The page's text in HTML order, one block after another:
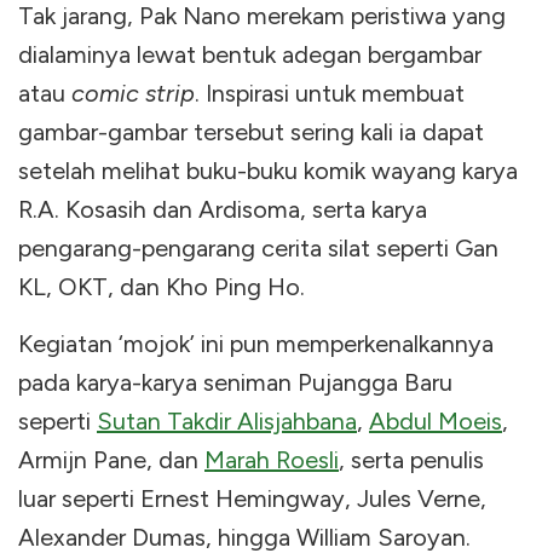
Tak jarang, Pak Nano merekam peristiwa yang
dialaminya lewat bentuk adegan bergambar
atau comic strip. Inspirasi untuk membuat
gambar-gambar tersebut sering kali ia dapat
setelah melihat buku-buku komik wayang karya
R.A. Kosasih dan Ardisoma, serta karya
pengarang-pengarang cerita silat seperti Gan
KL, OKT, dan Kho Ping Ho.
Kegiatan ‘mojok’ ini pun memperkenalkannya
pada karya-karya seniman Pujangga Baru
seperti Sutan Takdir Alisjahbana, Abdul Moeis,
Armijn Pane, dan Marah Roesli, serta penulis
luar seperti Ernest Hemingway, Jules Verne,
Alexander Dumas, hingga William Saroyan.